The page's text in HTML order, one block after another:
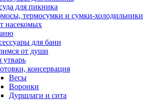
для пикника
термосумки и сумки-холодильники
насекомых
для бани
от души
утварь
консервация
Весы
Воронки
Дуршлаги и сита